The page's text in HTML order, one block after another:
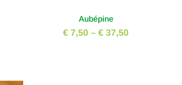
Aubépine
€ 7,50 –€ 37,50